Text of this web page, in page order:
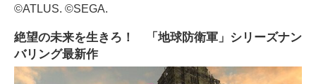
©ATLUS. ©SEGA.
絶望の未来を生きろ！ 「地球防衛軍」シリーズナン
バリング最新作